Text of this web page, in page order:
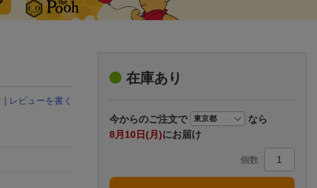
エンタメニュース
推し楽
| レビューを書く
在庫あり
今からのご注文で
なら
8月10日(月)にお届け
個数